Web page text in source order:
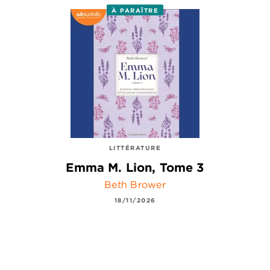
À PARAÎTRE
LITTÉRATURE
Emma M. Lion, Tome 3
Beth Brower
18/11/2026